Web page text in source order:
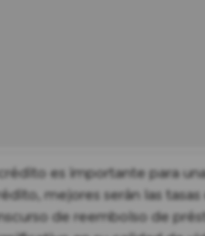
es importante para
mejores serán las
de reembolso de